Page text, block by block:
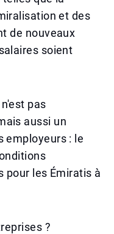
et des
de nouveaux
soient
pas
aussi un
employeurs : le
pour les Émiratis à
?